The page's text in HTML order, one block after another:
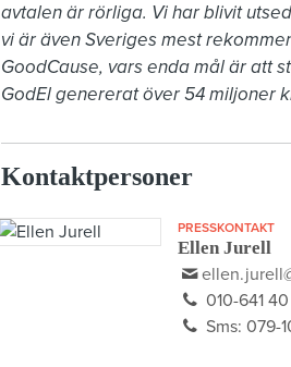
avtalen är rörliga. Vi har blivit
vi är även Sveriges mest
GoodCause, vars enda mål är att
GodEl genererat över 54 miljoner
Kontaktpersoner
PRESSKONTAKT
Ellen Jurell
010-641
Sms: 079-